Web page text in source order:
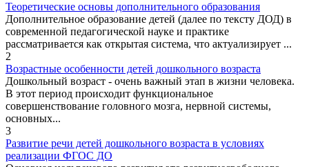
Теоретические основы дополнительного образования
Дополнительное образование детей (далее по тексту ДОД) в
современной педагогической науке и практике
рассматривается как открытая система, что актуализирует ...
2
Возрастные особенности детей дошкольного возраста
Дошкольный возраст - очень важный этап в жизни человека.
В этот период происходит функциональное
совершенствование головного мозга, нервной системы,
основных...
3
Развитие речи детей дошкольного возраста в условиях
реализации ФГОС ДО